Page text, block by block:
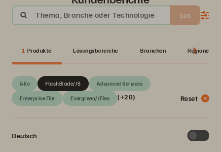
Thema, Branche oder Technologie Los
1 Produkte Lösungsbereiche Branchen Regionen
Alle Advanced Services
Enterprise File Evergreen//Flex
FlashBlade//S
(+20) Reset
Deutsch